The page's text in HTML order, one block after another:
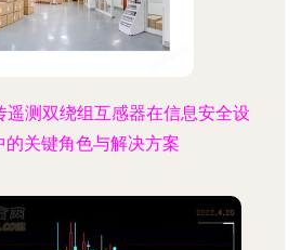
案。全覆盖涉及集成电路射频监
路安防协同的笔记本防盗系统，
书防盗相关设备主打高技术低频
射频（RFI
遥测双绕组互感器在信息安全设
的关键角色与解决方案